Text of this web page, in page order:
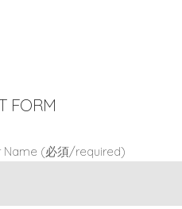
FORM
Name (必須/required)